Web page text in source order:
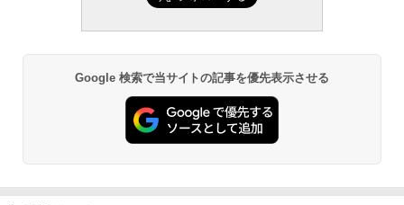
Google 検索で当サイトの記事を優先表示させる